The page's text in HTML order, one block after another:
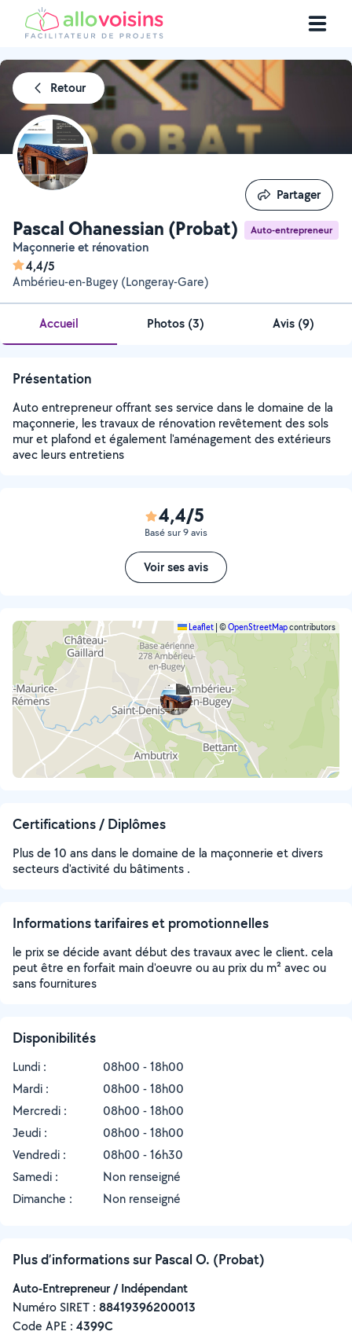
Retour
Pascal Ohanessian (Probat) Auto-entrepreneur
Maçonnerie et rénovation
4,4/5
Ambérieu-en-Bugey (Longeray-Gare)
Partager
Partager
Accueil Photos (3) Avis (9)
Présentation
Auto entrepreneur offrant ses service dans le domaine de la
maçonnerie, les travaux de rénovation revêtement des sols
mur et plafond et également l'aménagement des extérieurs
avec leurs entretiens
4,4/5
Basé sur 9 avis
Voir ses avis
Leaflet ©OpenStreetMapcontributors
Certifications / Diplômes
Plus de 10 ans dans le domaine de la maçonnerie et divers
secteurs d'activité du bâtiments .
Informations tarifaires et promotionnelles
le prix se décide avant début des travaux avec le client. cela
peut être en forfait main d'oeuvre ou au prix du m² avec ou
sans fournitures
Disponibilités
Lundi :
08h00 - 18h00
Mardi :
08h00 - 18h00
Mercredi :
08h00 - 18h00
Jeudi :
08h00 - 18h00
Vendredi :
08h00 - 16h30
Samedi :
Non renseigné
Dimanche :
Non renseigné
Plus d’informations sur Pascal O. (Probat)
Auto-Entrepreneur / Indépendant
Numéro SIRET : ‍88419396200013
Code APE : 4399C